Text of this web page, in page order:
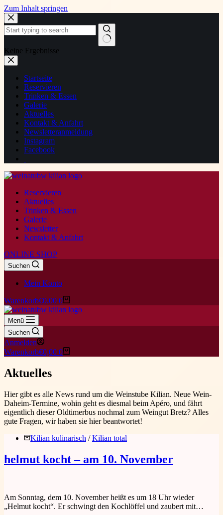
Zum Inhalt springen
Keine Ergebnisse
Startseite
Reservieren
Trinken & Essen
Galerie
Aktuelles
Kontakt & Anfahrt
Newsletteranmeldung
Instagram
Facebook
Reservieren
Aktuelles
Trinken & Essen
Galerie
Newsletter
Kontakt & Anfahrt
ONLINE SHOP
Suchen
Mein Konto
Warenkorb€0,00 0
Menü
Suchen
Anmelden
Warenkorb€0,00 0
Aktuelles
Hier gibt es alle News rund um die Weinstube Kilian. Neue Wein-
Daheim-Termine, wohin geht es diesmal beim Apéro, und fährt
eigentlich dieser Oldtimerbus nochmal zum Weingut Bretz? Alles
gute Fragen, wir haben sie hier beantwortet!
Kilian kulinarisch /Kilian total
helmut kocht – am 10. November
Am Sonntag, dem 10. November heißt es um 18 Uhr wieder
„Helmut kocht“. Er schwingt den Kochlöffel und zaubert mit…